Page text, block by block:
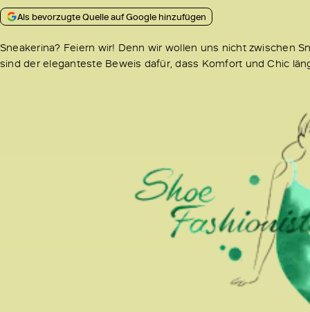
Als bevorzugte Quelle auf Google hinzufügen
Sneakerina? Feiern wir! Denn wir wollen uns nicht zwischen
sind der eleganteste Beweis dafür, dass Komfort und Chic